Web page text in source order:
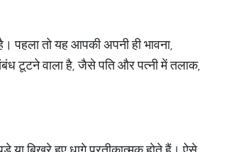
पहला तो यह आपकी अपनी ही भावना,
टूटने वाला है, जैसे पति और पत्नी में तलाक,